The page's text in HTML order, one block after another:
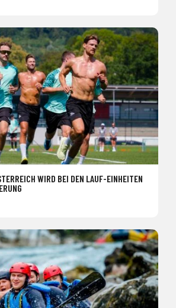
WIRD BEI DEN LAUF-EINHEITEN